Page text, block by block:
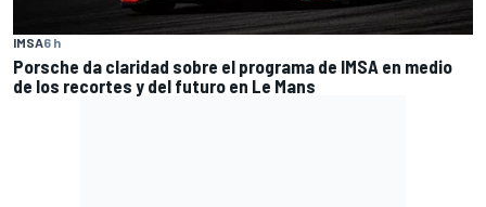
IMSA6 h
Porsche da claridad sobre el programa de IMSA en medio
de los recortes y del futuro en Le Mans